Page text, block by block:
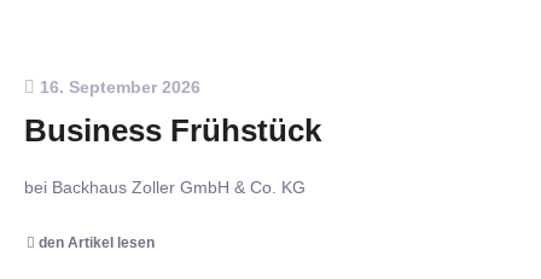
16. September 2026
Business Frühstück
bei Backhaus Zoller GmbH & Co. KG
den Artikel lesen